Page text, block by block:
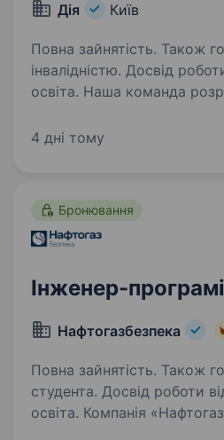
Дія Київ
Повна зайнятість. Також
інвалідністю. Досвід
освіта. Наша команда розробників еАкциз
нового покоління: швидко,
4 дні тому
Бронювання
Інженер-
Нафтогазбезпека
Повна зайнятість. Також
студента. Досвід роботи
освіта. Компанія «Нафтогазбезпека» розглядає